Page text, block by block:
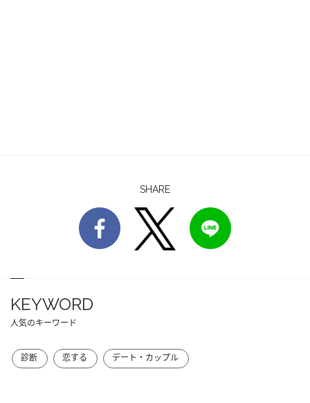
SHARE
KEYWORD
人気のキーワード
診断 恋する デート・カップル